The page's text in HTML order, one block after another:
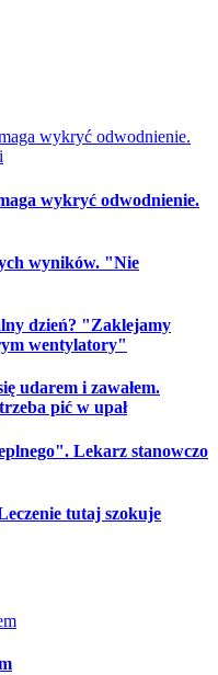
wykryć odwodnienie.
wyników. "Nie
dzień? "Zaklejamy
wentylatory"
udarem i zawałem.
pić w upał
Lekarz stanowczo
tutaj szokuje